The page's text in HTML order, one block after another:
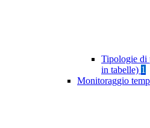
Tipologie di
in tabelle) 1
Monitoraggio